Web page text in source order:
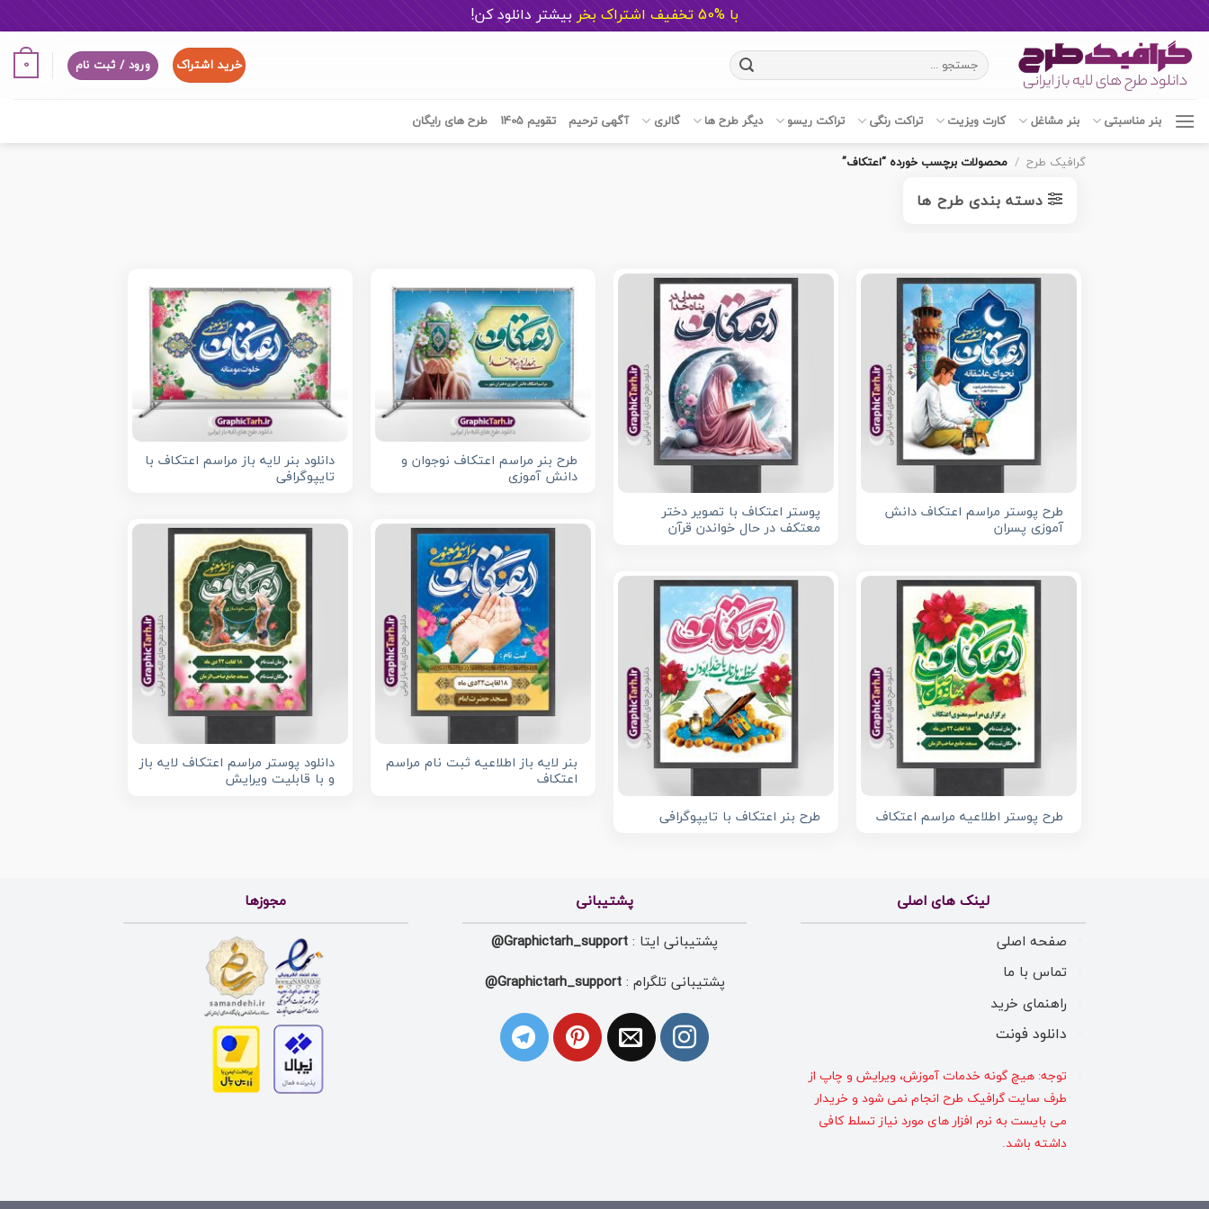
با %50 تخفیف اشتراک بخر بیشتر دانلود کن!
content
جستجو
برای:
خرید اشتراک ورود / ثبت نام 0
بنر مناسبتی بنر مشاغل کارت ویزیت تراکت رنگی تراکت ریسو دیگر طرح ها گالری آگهی ترحیم تقویم 1405 طرح های رایگان
گرافیک طرح / محصولات برچسب خورده “اعتکاف”
دسته بندی طرح ها
طرح پوستر مراسم اعتکاف دانش
آموزی پسران
پوستر اعتکاف با تصویر دختر
معتکف در حال خواندن قرآن
طرح بنر مراسم اعتکاف نوجوان و
دانش آموزی
دانلود بنر لایه باز مراسم اعتکاف با
تایپوگرافی
بنر لایه باز اطلاعیه ثبت نام مراسم
اعتکاف
دانلود پوستر مراسم اعتکاف لایه باز
و با قابلیت ویرایش
طرح پوستر اطلاعیه مراسم اعتکاف
طرح بنر اعتکاف با تایپوگرافی
لینک های اصلی
صفحه اصلی
تماس با ما
راهنمای خرید
دانلود فونت
توجه: هیچ گونه خدمات آموزش، ویرایش و چاپ از
طرف سایت گرافیک طرح انجام نمی شود و خریدار
می بایست به نرم افزار های مورد نیاز تسلط کافی
داشته باشد.
پشتیبانی
پشتیبانی ایتا : Graphictarh_support@
پشتیبانی تلگرام :Graphictarh_support@
مجوزها